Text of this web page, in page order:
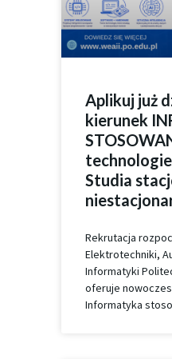
Aplikuj już
kierunek
Studia
Rekrutacja
Elektrotechniki,
Informatyki
oferuje
Informatyka